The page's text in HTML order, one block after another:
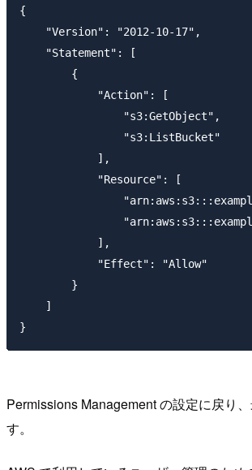
{
    "Version": "2012-10-17",
    "Statement": [
        {
            "Action": [
                "s3:GetObject",
                "s3:ListBucket"
            ],
            "Resource": [
            ],
            "Effect": "Allow"
        }
    ]
Permissions Management の設定に戻り
す。